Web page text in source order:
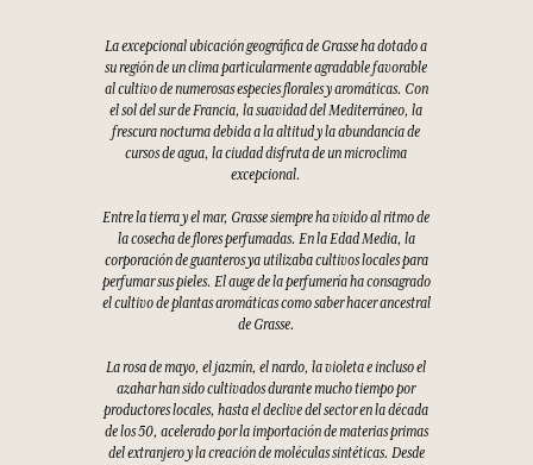
La excepcional ubicación geográfica de Grasse ha dotado a
su región de un clima particularmente agradable favorable
al cultivo de numerosas especies florales y aromáticas. Con
el sol del sur de Francia, la suavidad del Mediterráneo, la
frescura nocturna debida a la altitud y la abundancia de
cursos de agua, la ciudad disfruta de un microclima
excepcional.
Entre la tierra y el mar, Grasse siempre ha vivido al ritmo de
la cosecha de flores perfumadas. En la Edad Media, la
corporación de guanteros ya utilizaba cultivos locales para
perfumar sus pieles. El auge de la perfumería ha consagrado
el cultivo de plantas aromáticas como saber hacer ancestral
de Grasse.
La rosa de mayo, el jazmín, el nardo, la violeta e incluso el
azahar han sido cultivados durante mucho tiempo por
productores locales, hasta el declive del sector en la década
de los 50, acelerado por la importación de materias primas
del extranjero y la creación de moléculas sintéticas. Desde